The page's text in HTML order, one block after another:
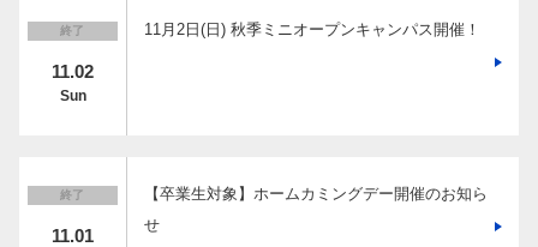
終了
11.02
Sun
11月2日(日) 秋季ミニオープンキャンパス開催！
終了
11.01
【卒業生対象】ホームカミングデー開催のお知ら
せ